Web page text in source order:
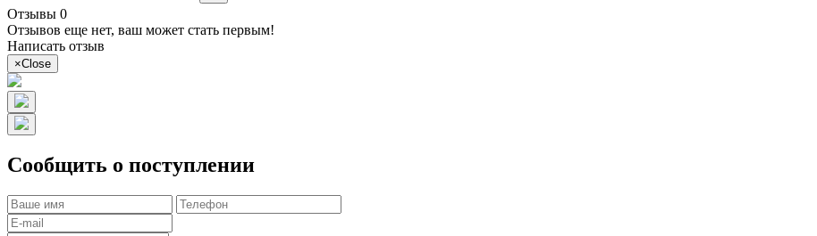
Отзывы 0
Отзывов еще нет, ваш может стать первым!
Написать отзыв
×Close
Сообщить о поступлении